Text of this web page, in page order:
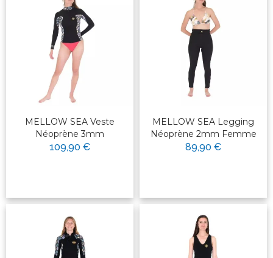
MELLOW SEA Veste
Néoprène 3mm
109,90 €
MELLOW SEA Legging
Néoprène 2mm Femme
89,90 €